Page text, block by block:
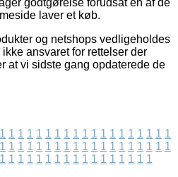
laver et køb.
og netshops vedligeholdes
ansvaret for rettelser der
at vi sidste gang opdaterede de
1 1 1 1 1 1 1 1 1 1 1 1 1 1 1 1 1 1 1
1 1 1 1 1 1 1 1 1 1 1 1 1 1 1 1 1 1 1
1 1 1 1 1 1 1 1 1 1 1 1 1 1 1 1 1